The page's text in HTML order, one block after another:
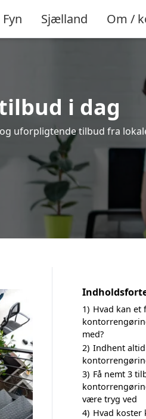
Fyn Sjælland Om /
i dag
uforpligtende tilbud fra
1) Hvad kan et
med?
2) Indhent
3) Få nemt 3
være tryg ved
4) Hvad